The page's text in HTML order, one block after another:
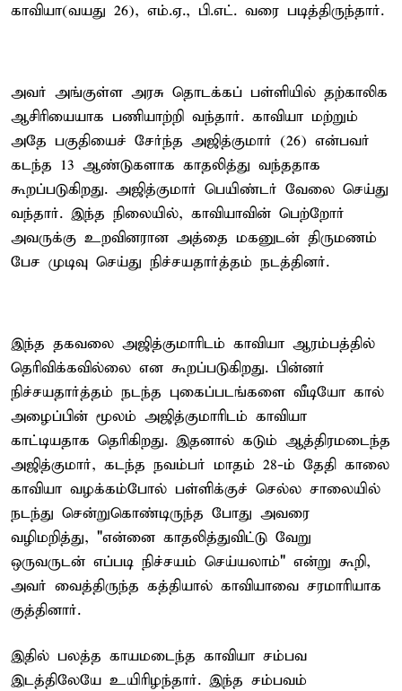
காவியா(வயது 26), எம்.ஏ., பி.எட். வரை படித்திருந்தார்.
அவர் அங்குள்ள அரசு தொடக்கப் பள்ளியில் தற்காலிக
ஆசிரியையாக பணியாற்றி வந்தார். காவியா மற்றும்
அதே பகுதியைச் சேர்ந்த அஜித்குமார் (26) என்பவர்
கடந்த 13 ஆண்டுகளாக காதலித்து வந்ததாக
கூறப்படுகிறது. அஜித்குமார் பெயிண்டர் வேலை செய்து
வந்தார். இந்த நிலையில், காவியாவின் பெற்றோர்
அவருக்கு உறவினரான அத்தை மகனுடன் திருமணம்
பேச முடிவு செய்து நிச்சயதார்த்தம் நடத்தினர்.
இந்த தகவலை அஜித்குமாரிடம் காவியா ஆரம்பத்தில்
தெரிவிக்கவில்லை என கூறப்படுகிறது. பின்னர்
நிச்சயதார்த்தம் நடந்த புகைப்படங்களை வீடியோ கால்
அழைப்பின் மூலம் அஜித்குமாரிடம் காவியா
காட்டியதாக தெரிகிறது. இதனால் கடும் ஆத்திரமடைந்த
அஜித்குமார், கடந்த நவம்பர் மாதம் 28-ம் தேதி காலை
காவியா வழக்கம்போல் பள்ளிக்குச் செல்ல சாலையில்
நடந்து சென்றுகொண்டிருந்த போது அவரை
வழிமறித்து, "என்னை காதலித்துவிட்டு வேறு
ஒருவருடன் எப்படி நிச்சயம் செய்யலாம்" என்று கூறி,
அவர் வைத்திருந்த கத்தியால் காவியாவை சரமாரியாக
குத்தினார்.
இதில் பலத்த காயமடைந்த காவியா சம்பவ
இடத்திலேயே உயிரிழந்தார். இந்த சம்பவம்